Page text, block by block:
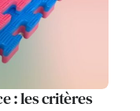
: les critères